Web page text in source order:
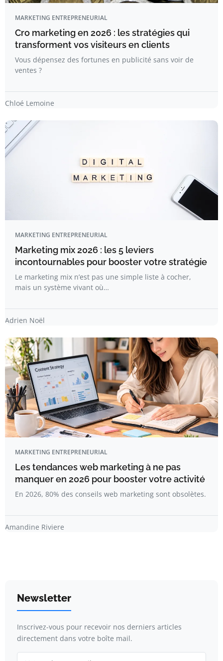
MARKETING ENTREPRENEURIAL
Cro marketing en 2026 : les stratégies qui
transforment vos visiteurs en clients
Vous dépensez des fortunes en publicité sans voir de
ventes ?
Chloé Lemoine
MARKETING ENTREPRENEURIAL
Marketing mix 2026 : les 5 leviers
incontournables pour booster votre stratégie
Le marketing mix n’est pas une simple liste à cocher,
mais un système vivant où…
Adrien Noël
MARKETING ENTREPRENEURIAL
Les tendances web marketing à ne pas
manquer en 2026 pour booster votre activité
En 2026, 80% des conseils web marketing sont obsolètes.
Amandine Riviere
Newsletter
Inscrivez-vous pour recevoir nos derniers articles
directement dans votre boîte mail.